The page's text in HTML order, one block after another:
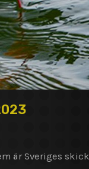
är Sveriges